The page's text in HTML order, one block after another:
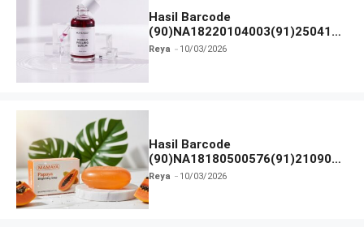
Hasil Barcode
(90)NA18220104003(91)250418
dan Izin BPOM
Reya 10/03/2026
Hasil Barcode
(90)NA18180500576(91)210906
dan Izin BPOM
Reya 10/03/2026